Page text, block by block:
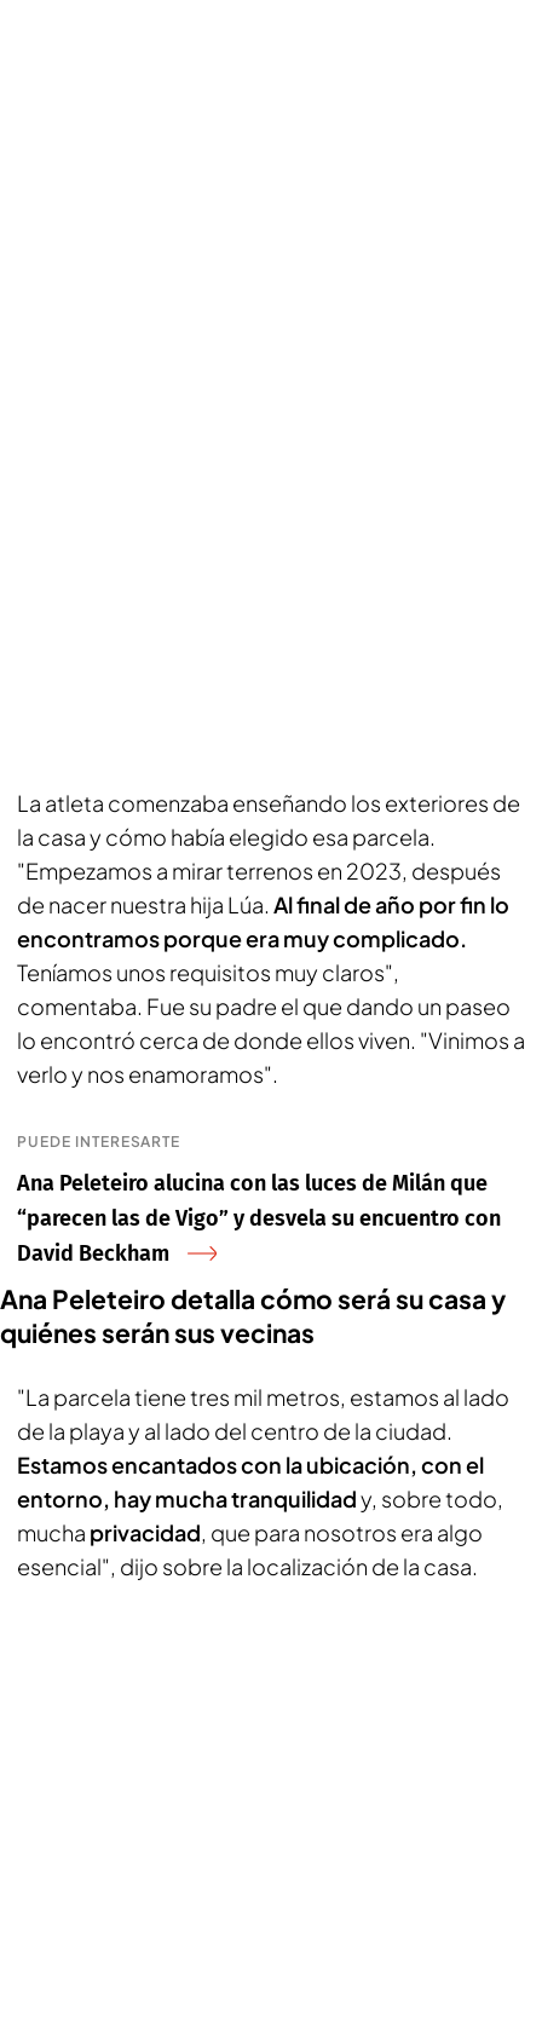
La atleta comenzaba enseñando los exteriores de
la casa y cómo había elegido esa parcela.
"Empezamos a mirar terrenos en 2023, después
de nacer nuestra hija Lúa. Al final de año por fin lo
encontramos porque era muy complicado.
Teníamos unos requisitos muy claros",
comentaba. Fue su padre el que dando un paseo
lo encontró cerca de donde ellos viven. "Vinimos a
verlo y nos enamoramos".
PUEDE INTERESARTE
Ana Peleteiro alucina con las luces de Milán que
“parecen las de Vigo” y desvela su encuentro con
David Beckham
Ana Peleteiro detalla cómo será su casa y
quiénes serán sus vecinas
"La parcela tiene tres mil metros, estamos al lado
de la playa y al lado del centro de la ciudad.
Estamos encantados con la ubicación, con el
entorno, hay mucha tranquilidady, sobre todo,
mucha privacidad, que para nosotros era algo
esencial", dijo sobre la localización de la casa.